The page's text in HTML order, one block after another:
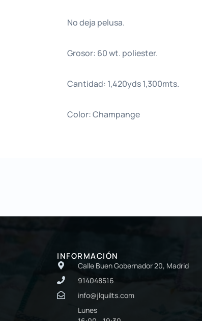
No deja pelusa.
Grosor: 60 wt. poliester.
Cantidad: 1,420yds 1,300mts.
Color: Champange
INFORMACIÓN
Calle Buen Gobernador 20, Madrid
914048516
info@jlquilts.com
Lunes